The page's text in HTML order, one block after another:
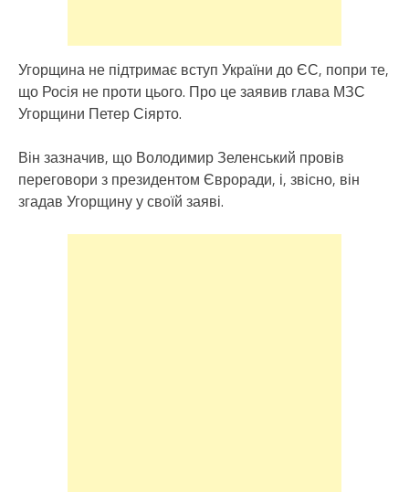
Угорщина не підтримає вступ України до ЄС, попри те,
що Росія не проти цього. Про це заявив глава МЗС
Угорщини Петер Сіярто.
Він зазначив, що Володимир Зеленський провів
переговори з президентом Євроради, і, звісно, він
згадав Угорщину у своїй заяві.